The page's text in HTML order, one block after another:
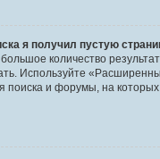
я получил пустую
количество
Используйте
поиска и форумы, на